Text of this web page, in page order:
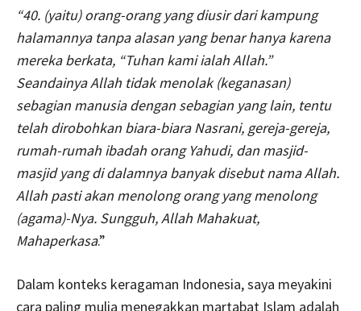
“40. (yaitu) orang-orang yang diusir dari kampung
halamannya tanpa alasan yang benar hanya karena
mereka berkata, “Tuhan kami ialah Allah.”
Seandainya Allah tidak menolak (keganasan)
sebagian manusia dengan sebagian yang lain, tentu
telah dirobohkan biara-biara Nasrani, gereja-gereja,
rumah-rumah ibadah orang Yahudi, dan masjid-
masjid yang di dalamnya banyak disebut nama Allah.
Allah pasti akan menolong orang yang menolong
(agama)-Nya. Sungguh, Allah Mahakuat,
Mahaperkasa.”
Dalam konteks keragaman Indonesia, saya meyakini
cara paling mulia menegakkan martabat Islam adalah